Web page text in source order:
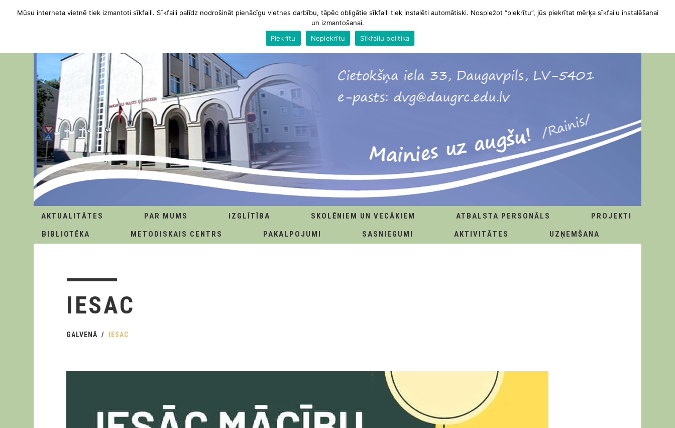
AKTUALITĀTES PAR MUMS IZGLĪTĪBA SKOLĒNIEM UN VECĀKIEM ATBALSTA PERSONĀLS
PROJEKTI
BIBLIOTĒKA
METODISKAIS CENTRS PAKALPOJUMI SASNIEGUMI AKTIVITĀTES UZŅEMŠANA
IESAC
GALVENĀ IESAC
Mūsu interneta vietnē tiek izmantoti sīkfaili. Sīkfaili palīdz nodrošināt pienācīgu vietnes darbību, tāpēc obligātie sīkfaili tiek instalēti automātiski. Nospiežot “piekrītu”, jūs piekrītat mērķa sīkfailu instalēšanai
un izmantošanai.
Piekrītu
Nepiekrītu Sīkfailu politika